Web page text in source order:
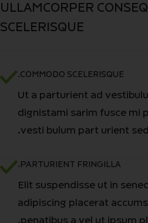
ULLAMCORPER
SCELERISQUE
COMMODO SCELERISQUE.
Ut a parturient ad
dignistami sarim fusce mi
vesti bulum part urient
PARTURIENT FRINGILLA.
Elit suspendisse ut in
adipiscing placerat